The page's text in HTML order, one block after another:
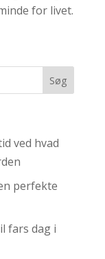
for livet.
ved hvad
perfekte
fars dag i